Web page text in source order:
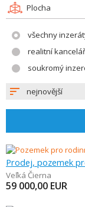
Plocha
všechny
realitní kancelář
soukromý
nejnovější
Prodej, pozemek
Veľká Čierna
59 000,00 EUR